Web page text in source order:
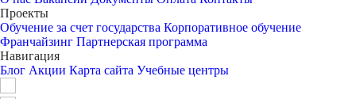
Проекты
Обучение за счет государства Корпоративное обучение
Франчайзинг Партнерская программа
Навигация
Блог Акции Карта сайта Учебные центры